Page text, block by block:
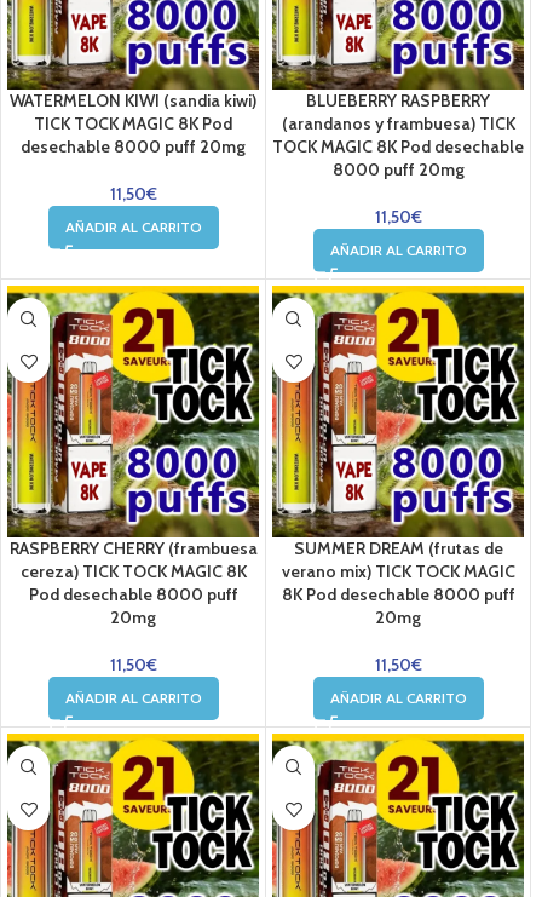
WATERMELON KIWI (sandia kiwi)
TICK TOCK MAGIC 8K Pod
desechable 8000 puff 20mg
11,50€
AÑADIR AL CARRITO
BLUEBERRY RASPBERRY
(arandanos y frambuesa) TICK
TOCK MAGIC 8K Pod desechable
8000 puff 20mg
11,50€
AÑADIR AL CARRITO
RASPBERRY CHERRY (frambuesa
cereza) TICK TOCK MAGIC 8K
Pod desechable 8000 puff
20mg
11,50€
AÑADIR AL CARRITO
SUMMER DREAM (frutas de
verano mix) TICK TOCK MAGIC
8K Pod desechable 8000 puff
20mg
11,50€
AÑADIR AL CARRITO